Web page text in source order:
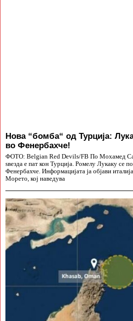
Нова “бомба“ од Турција:
во Фенербахче!
ФОТО: Belgian Red Devils/FB По Мохамед
ѕвезда е пат кон Турција. Ромелу Лукаку се
Фенербахче. Информацијата ја објави
Морето, кој наведува